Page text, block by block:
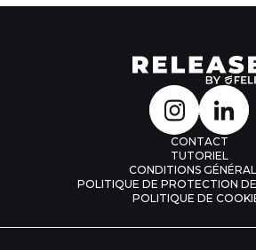
CONTACT
TUTORIEL
CONDITIONS
POLITIQUE DE PROTECTION
POLITIQUE DE